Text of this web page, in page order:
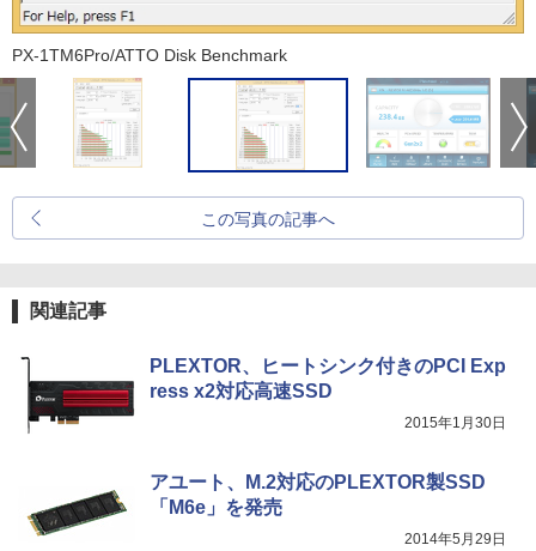
PX-1TM6Pro/ATTO Disk Benchmark
この写真の記事へ
関連記事
PLEXTOR、ヒートシンク付きのPCI Exp
ress x2対応高速SSD
2015年1月30日
アユート、M.2対応のPLEXTOR製SSD
「M6e」を発売
2014年5月29日